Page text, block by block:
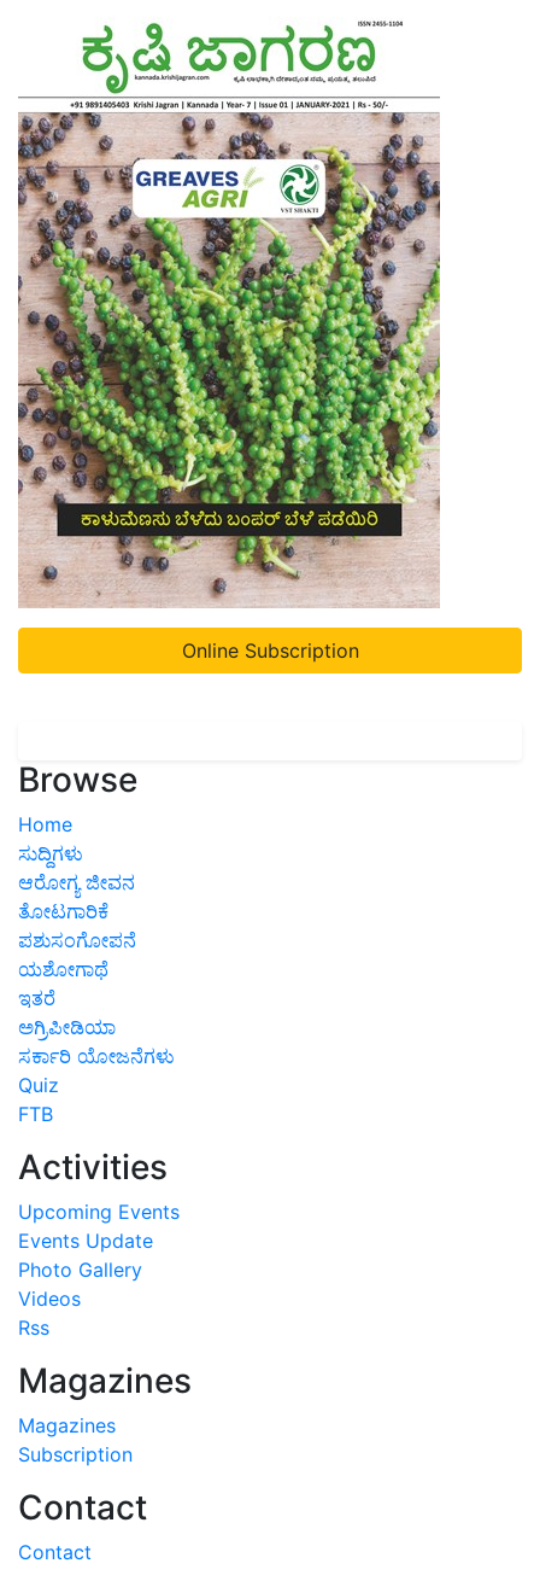
Online Subscription
Browse
Home
ಸುದ್ದಿಗಳು
ಆರೋಗ್ಯ ಜೀವನ
ತೋಟಗಾರಿಕೆ
ಪಶುಸಂಗೋಪನೆ
ಯಶೋಗಾಥೆ
ಇತರೆ
ಅಗ್ರಿಪೀಡಿಯಾ
ಸರ್ಕಾರಿ ಯೋಜನೆಗಳು
Quiz
FTB
Activities
Upcoming Events
Events Update
Photo Gallery
Videos
Rss
Magazines
Magazines
Subscription
Contact
Contact